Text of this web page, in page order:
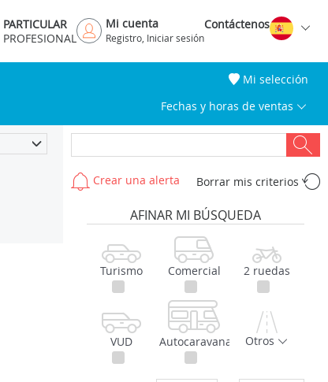
PARTICULAR
PROFESIONAL
Mi cuenta
Registro, Iniciar sesión
Contáctenos
Mi selección
Fechas y horas de ventas
Crear una alerta Borrar mis criterios
AFINAR MI BÚSQUEDA
Turismo Comercial 2 ruedas
VUD Autocaravana Otros